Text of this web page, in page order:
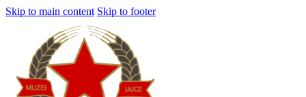
Skip to main content Skip to footer